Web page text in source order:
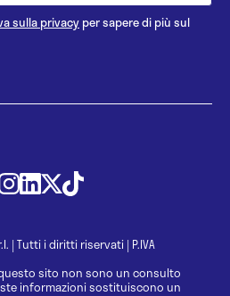
sulla privacyper sapere di più sul
| Tutti i diritti riservati | P.IVA
sito non sono un consulto
informazioni sostituiscono un